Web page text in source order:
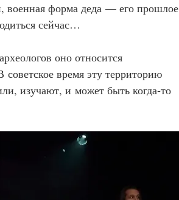
военная форма деда — его прошлое
сейчас…
оно относится
советское время эту территорию
изучают, и может быть когда‑то